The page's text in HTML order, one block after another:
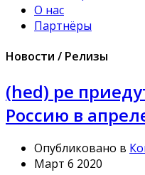
О нас
Партнёры
Новости / Релизы
(hed) pe
Россию в
Опубликовано в
Март 6 2020